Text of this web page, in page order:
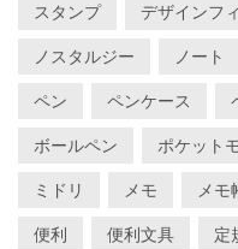
スタンプ デザインフ
ノスタルジー ノート
ペン ペンケース
ボールペン ポケット
ミドリ メモ メモ
便利 便利文具 定